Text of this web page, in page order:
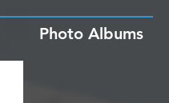
Photo Albums